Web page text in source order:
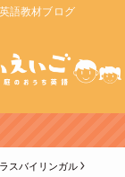
語教材ブログ
スバイリンガル